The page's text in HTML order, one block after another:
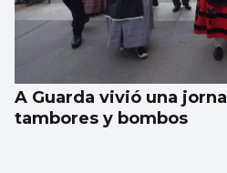
A Guarda vivió una
tambores y bombos